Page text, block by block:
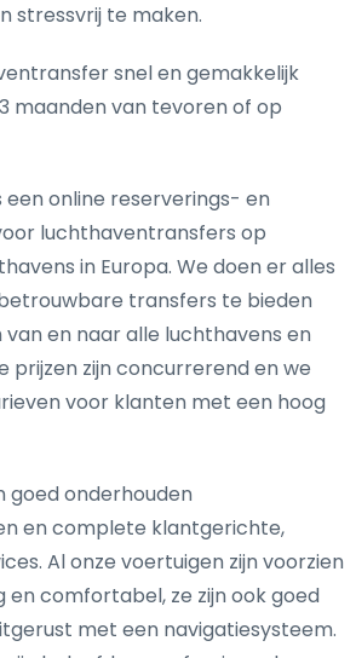
stressvrij te maken.
snel en gemakkelijk
maanden van tevoren of op
online reserverings- en
luchthaventransfers op
in Europa. We doen er alles
transfers te bieden
en naar alle luchthavens en
prijzen zijn concurrerend en we
voor klanten met een hoog
goed onderhouden
en complete klantgerichte,
Al onze voertuigen zijn voorzien
en comfortabel, ze zijn ook goed
met een navigatiesysteem.